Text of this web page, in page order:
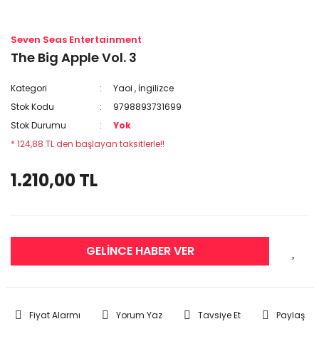
Seven Seas Entertainment
The Big Apple Vol. 3
Kategori Yaoi , İngilizce
Stok Kodu
9798893731699
Stok Durumu
Yok
* 124,88 TL den başlayan taksitlerle!!
1.210,00 TL
GELİNCE HABER VER
Fiyat Alarmı Yorum Yaz Tavsiye Et Paylaş